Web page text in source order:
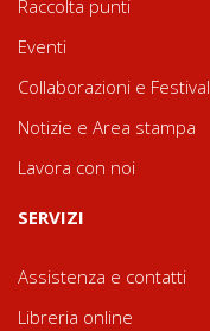
Raccolta punti
Eventi
Collaborazioni e Festival
Notizie e Area stampa
Lavora con noi
SERVIZI
Assistenza e contatti
Libreria online